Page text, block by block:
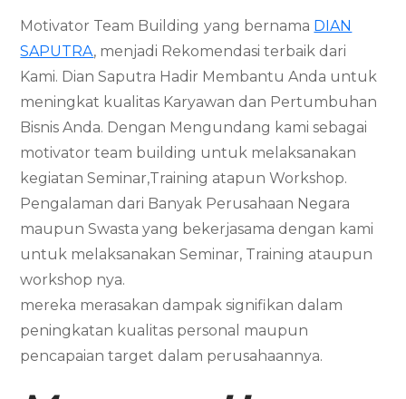
Motivator Team Building yang bernama DIAN
SAPUTRA, menjadi Rekomendasi terbaik dari
Kami. Dian Saputra Hadir Membantu Anda untuk
meningkat kualitas Karyawan dan Pertumbuhan
Bisnis Anda. Dengan Mengundang kami sebagai
motivator team building untuk melaksanakan
kegiatan Seminar,Training atapun Workshop.
Pengalaman dari Banyak Perusahaan Negara
maupun Swasta yang bekerjasama dengan kami
untuk melaksanakan Seminar, Training ataupun
workshop nya.
mereka merasakan dampak signifikan dalam
peningkatan kualitas personal maupun
pencapaian target dalam perusahaannya.